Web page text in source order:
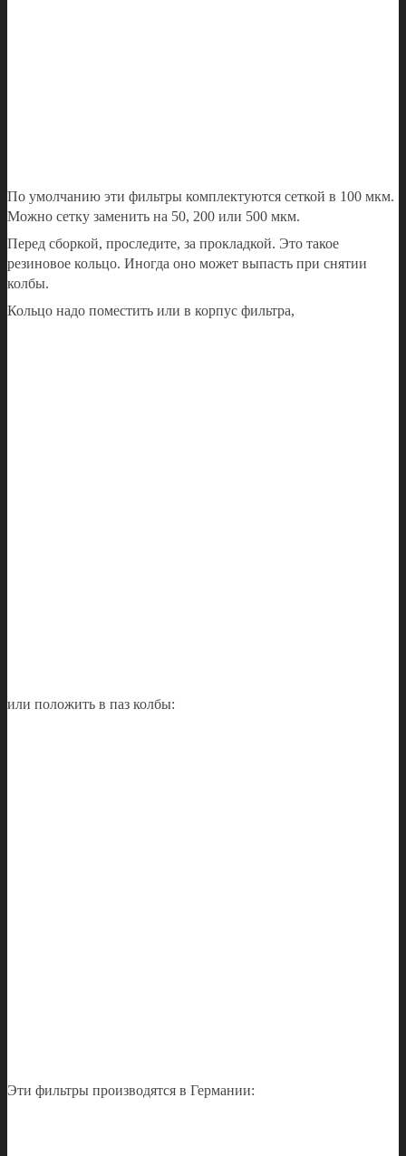
По умолчанию эти фильтры комплектуются сеткой в 100 мкм.
Можно сетку заменить на 50, 200 или 500 мкм.
Перед сборкой, проследите, за прокладкой. Это такое
резиновое кольцо. Иногда оно может выпасть при снятии
колбы.
Кольцо надо поместить или в корпус фильтра,
или положить в паз колбы:
Эти фильтры производятся в Германии: